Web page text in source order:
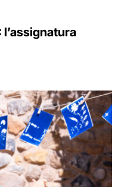
l’assignatura